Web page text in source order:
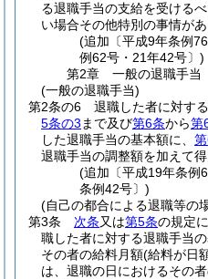
る退職手当の支給を受ける
い場合その他特別の事情が
(追加〔平成9年条例
例62号・21年42号〕)
第2章
一般の退職手当
(一般の退職手当)
第2条の6
退職した者に対す
5条の3 まで及び第6条から第
した退職手当の基本額に、
退職手当の調整額を加えて得
(追加〔平成19年条例
条例42号〕)
(自己の都合による退職等の
第3条
次条又は第5条の規定
職した者に対する退職手当
その者の給料月額(給料が日
は、退職の日におけるその